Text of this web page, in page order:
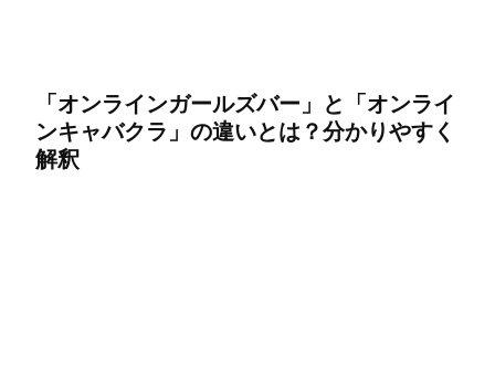
「オンラインガールズバー」と「オンライ
ンキャバクラ」の違いとは？分かりやすく
解釈